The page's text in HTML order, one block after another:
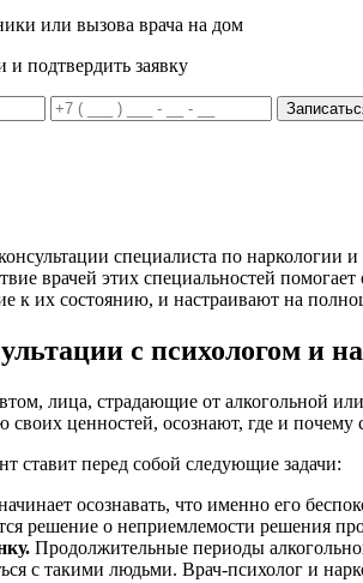
или вызова врача на дом
подтвердить заявку
специалиста по
врачей этих специальностей
их состоянию, и настраивают на
с психологом и
лица, страдающие от алкогольной
ценностей, осознают, где и почему
ставит перед собой следующие задачи:
осознавать, что именно его
решение о неприемлемости решения
Продолжительные периоды
с такими людьми. Врач-психолог и